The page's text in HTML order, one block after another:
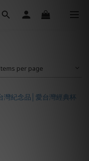
per page